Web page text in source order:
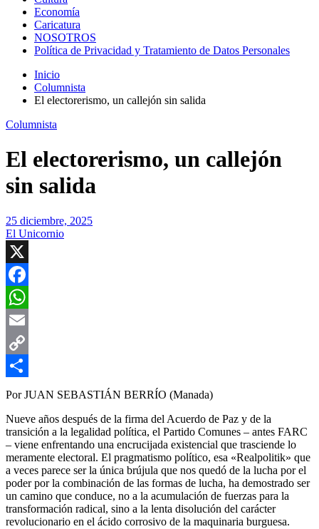
Economía
Caricatura
NOSOTROS
Política de Privacidad y Tratamiento de Datos Personales
Inicio
Columnista
El electorerismo, un callejón sin salida
Columnista
El electorerismo, un callejón
sin salida
25 diciembre, 2025
El Unicornio
X
Facebook
WhatsApp
Email
Copy
Link
Compartir
Por JUAN SEBASTIÁN BERRÍO (Manada)
Nueve años después de la firma del Acuerdo de Paz y de la
transición a la legalidad política, el Partido Comunes – antes FARC
– viene enfrentando una encrucijada existencial que trasciende lo
meramente electoral. El pragmatismo político, esa «Realpolitik» que
a veces parece ser la única brújula que nos quedó de la lucha por el
poder por la combinación de las formas de lucha, ha demostrado ser
un camino que conduce, no a la acumulación de fuerzas para la
transformación radical, sino a la lenta disolución del carácter
revolucionario en el ácido corrosivo de la maquinaria burguesa.